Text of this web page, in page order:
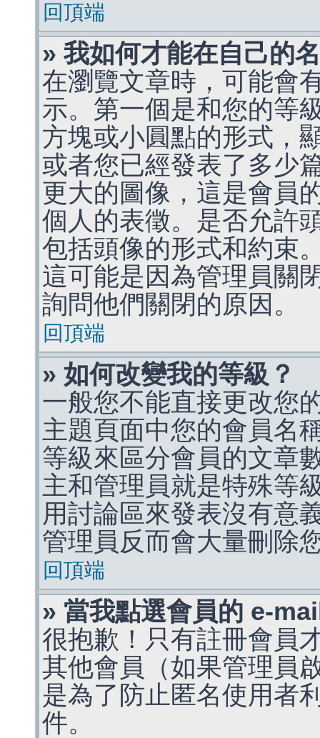
回頂端
» 我如何才能在自己的
在瀏覽文章時，可能會
示。第一個是和您的等
方塊或小圓點的形式，
或者您已經發表了多少
更大的圖像，這是會員
個人的表徵。是否允許
包括頭像的形式和約束
這可能是因為管理員關
詢問他們關閉的原因。
回頂端
» 如何改變我的等級？
一般您不能直接更改您
主題頁面中您的會員名
等級來區分會員的文章
主和管理員就是特殊等
用討論區來發表沒有意
管理員反而會大量刪除
回頂端
» 當我點選會員的 e-
很抱歉！只有註冊會員
其他會員（如果管理員
是為了防止匿名使用者
件。